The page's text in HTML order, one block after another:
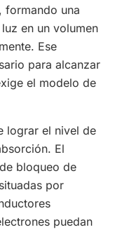
, formando una
en un volumen
Ese
para alcanzar
el modelo de
lograr el nivel de
El
bloqueo de
por
puedan